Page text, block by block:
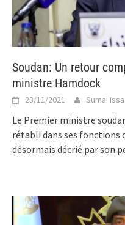
Soudan: Un retour
ministre Hamdock
23/11/2021 Sumai Issa
Le Premier ministre
rétabli dans ses fonctions
désormais décrié par son